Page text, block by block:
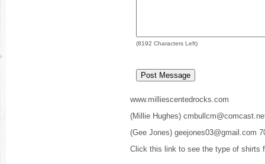
(8192 Characters Left)
www.milliescentedrocks.com
(Millie Hughes)
(Gee Jones) geejones03@gmail.com
Click this link to see the type of shirts